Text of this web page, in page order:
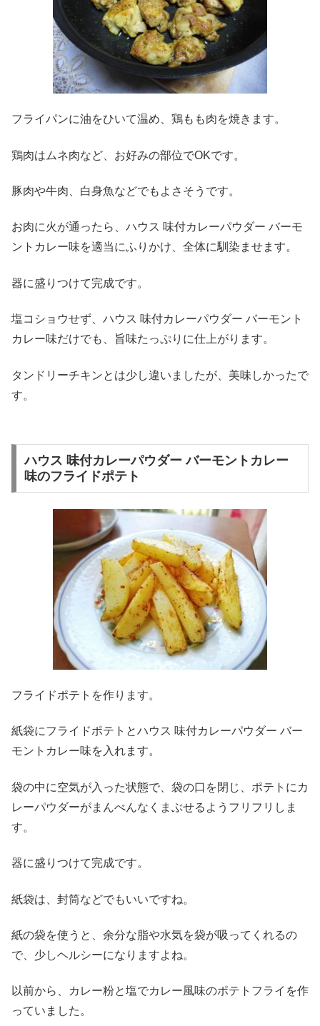
フライパンに油をひいて温め、鶏もも肉を焼きます。
鶏肉はムネ肉など、お好みの部位でOKです。
豚肉や牛肉、白身魚などでもよさそうです。
お肉に火が通ったら、ハウス 味付カレーパウダー バーモ
ントカレー味を適当にふりかけ、全体に馴染ませます。
器に盛りつけて完成です。
塩コショウせず、ハウス 味付カレーパウダー バーモント
カレー味だけでも、旨味たっぷりに仕上がります。
タンドリーチキンとは少し違いましたが、美味しかったで
す。
ハウス 味付カレーパウダー バーモントカレー
味のフライドポテト
フライドポテトを作ります。
紙袋にフライドポテトとハウス 味付カレーパウダー バー
モントカレー味を入れます。
袋の中に空気が入った状態で、袋の口を閉じ、ポテトにカ
レーパウダーがまんべんなくまぶせるようフリフリしま
す。
器に盛りつけて完成です。
紙袋は、封筒などでもいいですね。
紙の袋を使うと、余分な脂や水気を袋が吸ってくれるの
で、少しヘルシーになりますよね。
以前から、カレー粉と塩でカレー風味のポテトフライを作
っていました。